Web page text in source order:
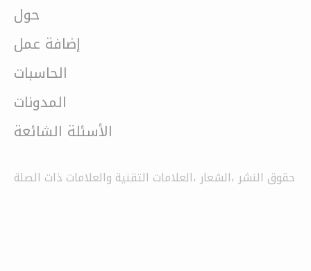
حول
إضافة عمل
الحاسبات
المدونات
الأسئلة الشائعة
حقوق النشر ،الشعار ،العلامات التقنية والعلامات ذات الصلة